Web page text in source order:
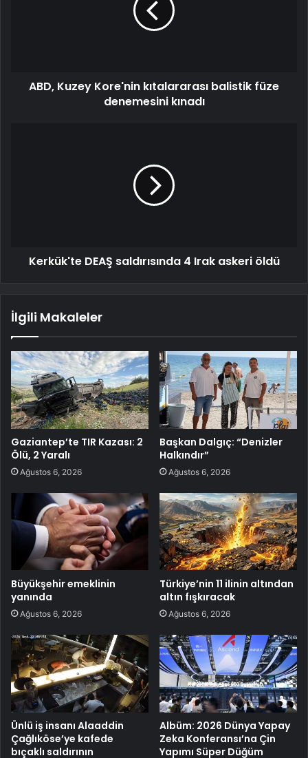
ABD, Kuzey Kore'nin kıtalararası balistik füze
denemesini kınadı
Kerkük'te DEAŞ saldırısında 4 Irak askeri öldü
İlgili Makaleler
Gaziantep’te TIR Kazası: 2
Ölü, 2 Yaralı
Ağustos 6, 2026
Başkan Dalgıç: “Denizler
Halkındır”
Ağustos 6, 2026
Büyükşehir emeklinin
yanında
Ağustos 6, 2026
Türkiye’nin 11 ilinin altından
altın fışkıracak
Ağustos 6, 2026
Ünlü iş insanı Alaaddin
Çağlıköse’ye kafede
bıçaklı saldırının
Albüm: 2026 Dünya Yapay
Zeka Konferansı’na Çin
Yapımı Süper Düğüm